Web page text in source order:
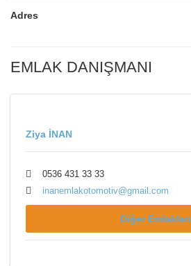
Adres
EMLAK DANIŞMANI
Ziya İNAN
0536 431 33 33
inanemlakotomotiv@gmail.com
Diğer Emlakları